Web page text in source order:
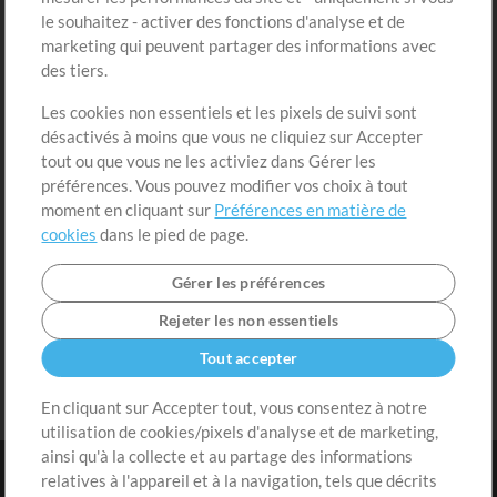
Acheter des crédits
Contenu gratuit
Demander les pistes
Extras
Sessions
Soumettre votre contenu
Listes de lecture
Conférence MT
Connexion
S'inscrire
le souhaitez - activer des fonctions d'analyse et de
marketing qui peuvent partager des informations avec
des tiers.
Les cookies non essentiels et les pixels de suivi sont
désactivés à moins que vous ne cliquiez sur Accepter
tout ou que vous ne les activiez dans Gérer les
préférences. Vous pouvez modifier vos choix à tout
moment en cliquant sur Préférences en matière de
cookies dans le pied de page.
Gérer les préférences
Rejeter les non essentiels
Tout accepter
En cliquant sur Accepter tout, vous consentez à notre
utilisation de cookies/pixels d'analyse et de marketing,
ainsi qu'à la collecte et au partage des informations
relatives à l'appareil et à la navigation, tels que décrits